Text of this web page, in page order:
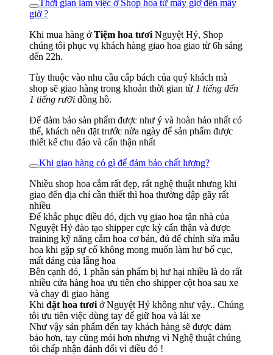
Thời gian làm việc ở Shop hoa từ mấy giờ đến mấy
giờ ?
Khi mua hàng ởTiệm hoa tươi Nguyệt Hỷ, Shop
chúng tôi phục vụ khách hàng giao hoa giao từ 6h sáng
đến 22h.
Tùy thuộc vào nhu cầu cấp bách của quý khách mà
shop sẽ giao hàng trong khoản thời gian từ 1 tiếng đến
1 tiếng rưỡi đồng hồ.
Để đảm bảo sản phẩm được như ý và hoàn hảo nhất có
thể, khách nên đặt trước nửa ngày để sản phẩm được
thiết kế chu đáo và cẩn thận nhất
Khi giao hàng có gì để đảm bảo chất lượng?
Nhiều shop hoa cắm rất đẹp, rất nghệ thuật nhưng khi
giao đến địa chỉ cần thiết thì hoa thường dập gãy rất
nhiều
Để khắc phục điều đó, dịch vụ giao hoa tận nhà của
Nguyệt Hỷ đào tạo shipper cực kỳ cẩn thận và được
training kỹ năng cắm hoa cơ bản, đủ để chỉnh sửa mẫu
hoa khi gặp sự cố không mong muốn làm hư bố cục,
mất dáng của lẵng hoa
Bên cạnh đó, 1 phần sản phẩm bị hư hại nhiều là do rất
nhiều cửa hàng hoa ưu tiên cho shipper cột hoa sau xe
và chạy đi giao hàng
Khi đặt hoa tươi ở Nguyệt Hỷ không như vậy.. Chúng
tôi ưu tiên việc dùng tay để giữ hoa và lái xe
Như vậy sản phẩm đến tay khách hàng sẽ được đảm
bảo hơn, tay cũng mỏi hơn nhưng vì Nghệ thuật chúng
tôi chấp nhận đánh đổi vì điều đó !